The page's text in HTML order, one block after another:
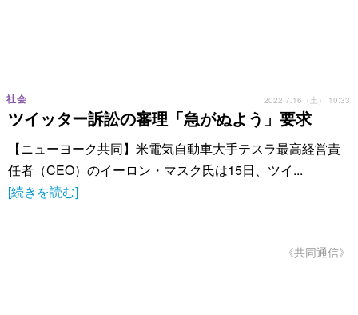
ツイッター訴訟の審理「急がぬよう」要求
社会 2022.7.16（土） 10:33
【ニューヨーク共同】米電気自動車大手テスラ最高経営責
任者（CEO）のイーロン・マスク氏は15日、ツイ...
[続きを読む]
《共同通信》